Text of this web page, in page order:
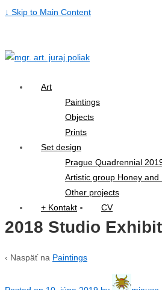
↓ Skip to Main Content
Art
Paintings
Objects
Prints
Set design
Prague Quadrennial
Artistic group Honey and
Other projects
+ Kontakt
CV
2018 Studio
‹ Naspäť na Paintings